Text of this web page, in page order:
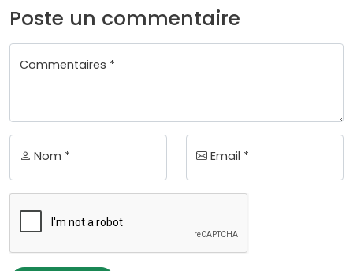
Poste un commentaire
Commentaires *
Nom * Email *